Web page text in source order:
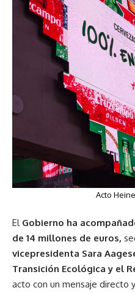
Acto
El Gobierno ha
de 14 millones de euros,
vicepresidenta Sara
Transición Ecológica y el
acto con un mensaje directo